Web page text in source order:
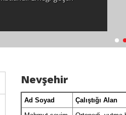
Nevşehir
Ad Soyad Çalıştığı Alan